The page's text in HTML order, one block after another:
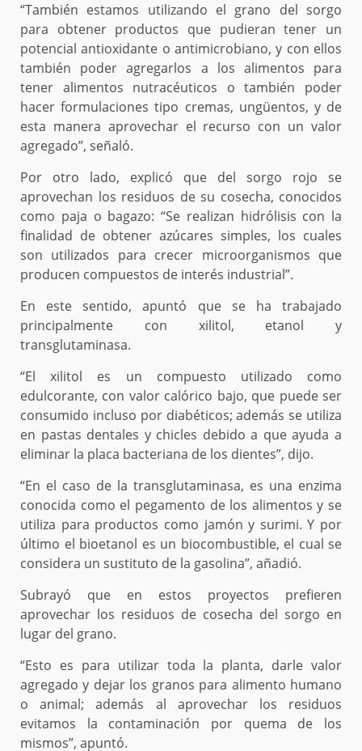
“También estamos utilizando el grano del sorgo
para obtener productos que pudieran tener un
potencial antioxidante o antimicrobiano, y con ellos
también poder agregarlos a los alimentos para
tener alimentos nutracéuticos o también poder
hacer formulaciones tipo cremas, ungüentos, y de
esta manera aprovechar el recurso con un valor
agregado”, señaló.
Por otro lado, explicó que del sorgo rojo se
aprovechan los residuos de su cosecha, conocidos
como paja o bagazo: “Se realizan hidrólisis con la
finalidad de obtener azúcares simples, los cuales
son utilizados para crecer microorganismos que
producen compuestos de interés industrial”.
En este sentido, apuntó que se ha trabajado
principalmente con xilitol, etanol y
transglutaminasa.
“El xilitol es un compuesto utilizado como
edulcorante, con valor calórico bajo, que puede ser
consumido incluso por diabéticos; además se utiliza
en pastas dentales y chicles debido a que ayuda a
eliminar la placa bacteriana de los dientes”, dijo.
“En el caso de la transglutaminasa, es una enzima
conocida como el pegamento de los alimentos y se
utiliza para productos como jamón y surimi. Y por
último el bioetanol es un biocombustible, el cual se
considera un sustituto de la gasolina”, añadió.
Subrayó que en estos proyectos prefieren
aprovechar los residuos de cosecha del sorgo en
lugar del grano.
“Esto es para utilizar toda la planta, darle valor
agregado y dejar los granos para alimento humano
o animal; además al aprovechar los residuos
evitamos la contaminación por quema de los
mismos”, apuntó.